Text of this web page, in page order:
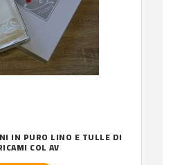
IN PURO LINO E TULLE DI
COL AV